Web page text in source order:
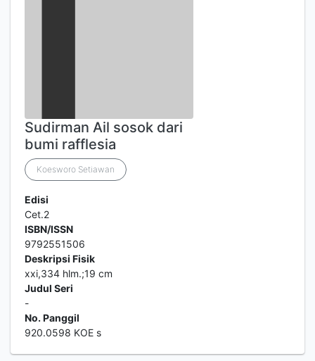
Sudirman Ail sosok dari
bumi rafflesia
Koesworo Setiawan
Edisi
Cet.2
ISBN/ISSN
9792551506
Deskripsi Fisik
xxi,334 hlm.;19 cm
Judul Seri
-
No. Panggil
920.0598 KOE s